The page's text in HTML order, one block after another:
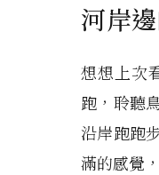
河岸
想想上次
跑，聆聽
沿岸跑跑
滿的感覺